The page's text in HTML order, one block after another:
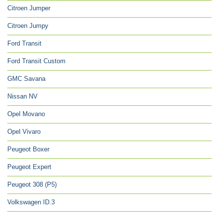
Citroen Jumper
Citroen Jumpy
Ford Transit
Ford Transit Custom
GMC Savana
Nissan NV
Opel Movano
Opel Vivaro
Peugeot Boxer
Peugeot Expert
Peugeot 308 (P5)
Volkswagen ID.3